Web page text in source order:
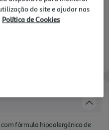
fórmula hipoalergénica de
do site e ajudar nas
Política de Cookies